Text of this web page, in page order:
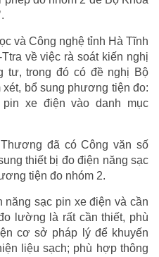
và Công nghệ tỉnh Hà Tĩnh
về việc rà soát kiến nghị
tư, trong đó có đề nghị Bộ
bổ sung phương tiện đo:
xe điện vào danh mục
đã có Công văn số
thiết bị đo điện năng sạc
tiện đo nhóm 2.
năng sạc pin xe điện và cần
lường là rất cần thiết, phù
cơ sở pháp lý để khuyến
liệu sạch; phù hợp thông